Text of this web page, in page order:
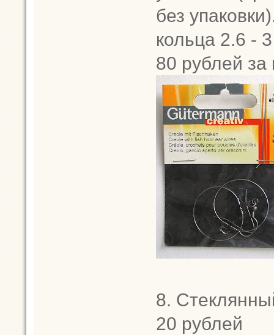
без
кольца 2.6 -
80 рублей за
8.
20 рублей